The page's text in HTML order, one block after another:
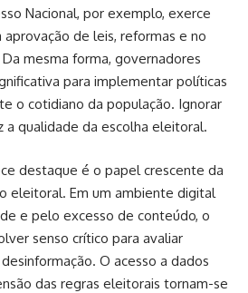
Nacional, por exemplo, exerce
de leis, reformas e no
mesma forma, governadores
para implementar políticas
o cotidiano da população. Ignorar
a qualidade da escolha eleitoral.
destaque é o papel crescente da
eleitoral. Em um ambiente digital
e pelo excesso de conteúdo, o
senso crítico para avaliar
O acesso a dados
das regras eleitorais tornam-se